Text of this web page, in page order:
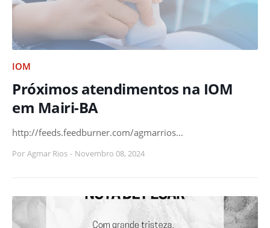
IOM
Próximos atendimentos na IOM
em Mairi-BA
http://feeds.feedburner.com/agmarrios…
Por Agmar Rios - Novembro 08, 2024